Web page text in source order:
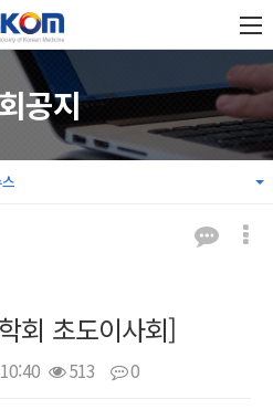
공지
회 초도이사회]
513 0